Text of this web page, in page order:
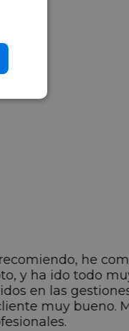
he
y ha ido todo
en las
muy bueno.